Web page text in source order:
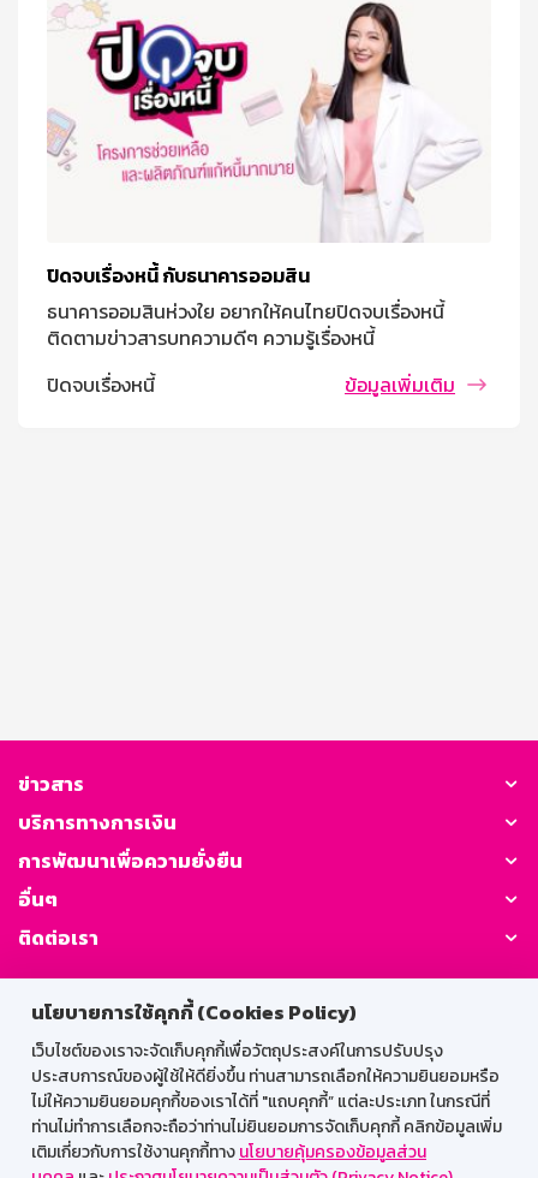
นโยบายการใช้คุกกี้ (Cookies Policy)
เว็บไซต์ของเราจะจัดเก็บคุกกี้เพื่อวัตถุประสงค์ในการปรับปรุง
ประสบการณ์ของผู้ใช้ให้ดียิ่งขึ้น ท่านสามารถเลือกให้ความยินยอมหรือ
ไม่ให้ความยินยอมคุกกี้ของเราได้ที่ "แถบคุกกี้” แต่ละประเภท ในกรณีที่
ท่านไม่ทำการเลือกจะถือว่าท่านไม่ยินยอมการจัดเก็บคุกกี้ คลิกข้อมูลเพิ่ม
เติมเกี่ยวกับการใช้งานคุกกี้ทางนโยบายคุ้มครองข้อมูลส่วน
ปิดจบเรื่องหนี้ กับธนาคารออมสิน
ธนาคารออมสินห่วงใย อยากให้คนไทยปิดจบเรื่องหนี้
ติดตามข่าวสารบทความดีๆ ความรู้เรื่องหนี้
ปิดจบเรื่องหนี้
ข้อมูลเพิ่มเติม
ข่าวสาร
บริการทางการเงิน
การพัฒนาเพื่อความยั่งยืน
อื่นๆ
ติดต่อเรา
GSB Society:
สำหรับพนักงาน
Web HR
GSB Wisdom
M-Search